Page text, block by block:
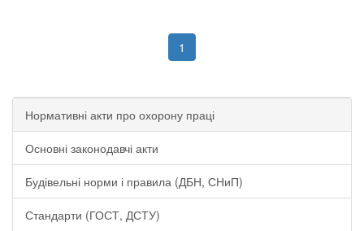
1
Нормативні акти про охорону праці
Основні законодавчі акти
Будівельні норми і правила (ДБН, СНиП)
Стандарти (ГОСТ, ДСТУ)